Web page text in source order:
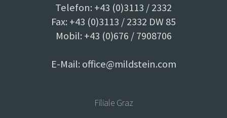
Telefon: +43 (0)3113 / 2332
Fax: +43 (0)3113 / 2332 DW 85
Mobil: +43 (0)676 / 7908706
E-Mail: office@mildstein.com
Filiale Graz